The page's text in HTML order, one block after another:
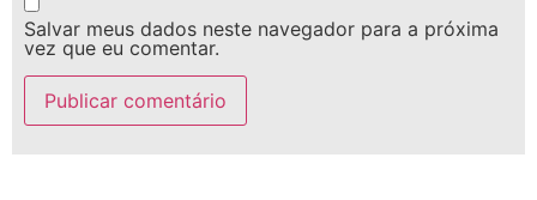
Salvar meus dados neste navegador para a próxima
vez que eu comentar.